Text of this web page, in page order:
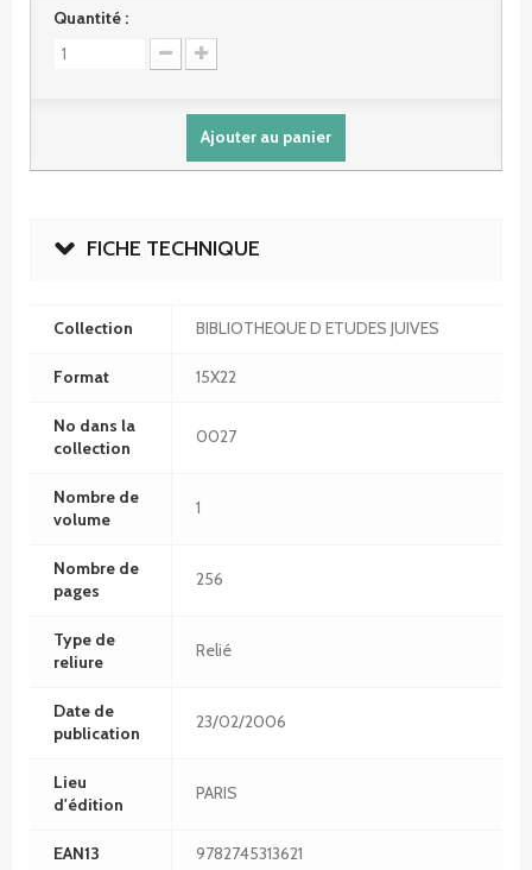
Quantité :
Ajouter au panier
FICHE TECHNIQUE
Collection BIBLIOTHEQUE D ETUDES JUIVES
Format 15X22
No dans la
collection
0027
Nombre de
volume
1
Nombre de
pages
256
Type de
reliure
Relié
Date de
publication
23/02/2006
Lieu
d'édition
PARIS
EAN13 9782745313621